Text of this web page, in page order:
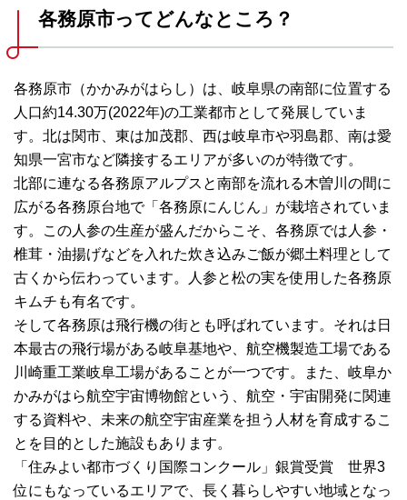
各務原市ってどんなところ？
各務原市（かかみがはらし）は、岐阜県の南部に位置する
人口約14.30万(2022年)の工業都市として発展していま
す。北は関市、東は加茂郡、西は岐阜市や羽島郡、南は愛
知県一宮市など隣接するエリアが多いのが特徴です。
北部に連なる各務原アルプスと南部を流れる木曽川の間に
広がる各務原台地で「各務原にんじん」が栽培されていま
す。この人参の生産が盛んだからこそ、各務原では人参・
椎茸・油揚げなどを入れた炊き込みご飯が郷土料理として
古くから伝わっています。人参と松の実を使用した各務原
キムチも有名です。
そして各務原は飛行機の街とも呼ばれています。それは日
本最古の飛行場がある岐阜基地や、航空機製造工場である
川崎重工業岐阜工場があることが一つです。また、岐阜か
かみがはら航空宇宙博物館という、航空・宇宙開発に関連
する資料や、未来の航空宇宙産業を担う人材を育成するこ
とを目的とした施設もあります。
「住みよい都市づくり国際コンクール」銀賞受賞 世界3
位にもなっているエリアで、長く暮らしやすい地域となっ